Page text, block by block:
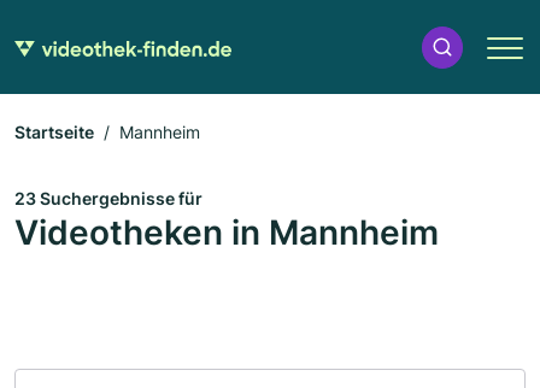
Startseite Mannheim
23 Suchergebnisse für
Videotheken in Mannheim